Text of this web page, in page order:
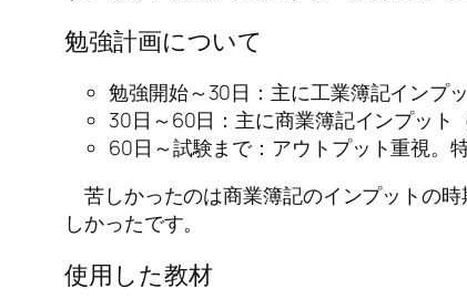
勉強計画について
勉強開始～30日：主に工業簿記インプ
30日～60日：主に商業簿記インプット
60日～試験まで：アウトプット重視。
苦しかったのは商業簿記のインプットの
しかったです。
使用した教材